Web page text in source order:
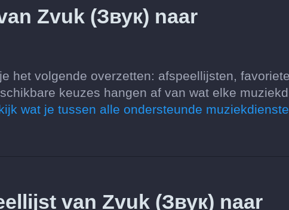
Zvuk (Звук) naar
het volgende overzetten: afspeellijsten,
keuzes hangen af van wat elke
wat je tussen alle ondersteunde
van Zvuk (Звук) naar